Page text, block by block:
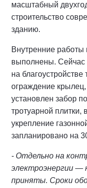
масштабный
строительство
зданию.
Внутренние работы
выполнены. Сейчас
на
ограждение
установлен забор
тротуарной плитки,
укрепление
запланировано на
- Отдельно на
электроэнергии —
приняты. Сроки